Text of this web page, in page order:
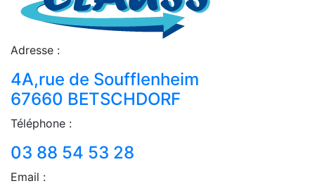
Adresse :
4A,rue de Soufflenheim
67660 BETSCHDORF
Téléphone :
03 88 54 53 28
Email :